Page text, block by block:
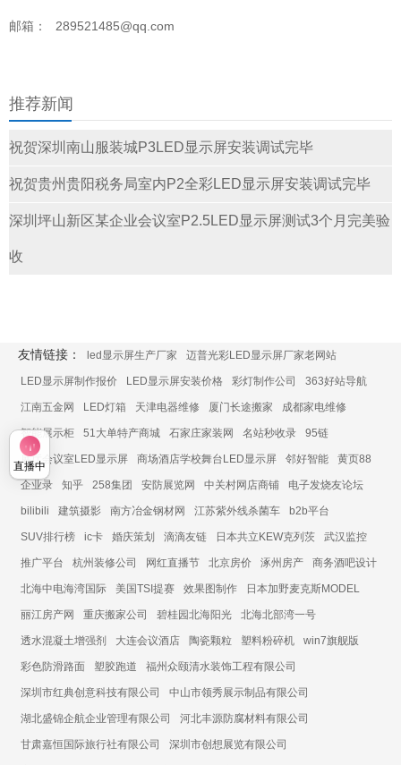
邮箱： 289521485@qq.com
推荐新闻
祝贺深圳南山服装城P3LED显示屏安装调试完毕
祝贺贵州贵阳税务局室内P2全彩LED显示屏安装调试完毕
深圳坪山新区某企业会议室P2.5LED显示屏测试3个月完美验
收
友情链接： led显示屏生产厂家 迈普光彩LED显示屏厂家老网站
LED显示屏制作报价 LED显示屏安装价格 彩灯制作公司 363好站导航
江南五金网 LED灯箱 天津电器维修 厦门长途搬家 成都家电维修
智能展示柜 51大单特产商城 石家庄家装网 名站秒收录 95链
展厅会议室LED显示屏 商场酒店学校舞台LED显示屏 邻好智能 黄页88
企业录 知乎 258集团 安防展览网 中关村网店商铺 电子发烧友论坛
bilibili 建筑摄影 南方冶金钢材网 江苏紫外线杀菌车 b2b平台
SUV排行榜 ic卡 婚庆策划 滴滴友链 日本共立KEW克列茨 武汉监控
推广平台 杭州装修公司 网红直播节 北京房价 涿州房产 商务酒吧设计
北海中电海湾国际 美国TSI提赛 效果图制作 日本加野麦克斯MODEL
丽江房产网 重庆搬家公司 碧桂园北海阳光 北海北部湾一号
透水混凝土增强剂 大连会议酒店 陶瓷颗粒 塑料粉碎机 win7旗舰版
彩色防滑路面 塑胶跑道 福州众颐清水装饰工程有限公司
深圳市红典创意科技有限公司 中山市领秀展示制品有限公司
湖北盛锦企航企业管理有限公司 河北丰源防腐材料有限公司
甘肃嘉恒国际旅行社有限公司 深圳市创想展览有限公司
直播中